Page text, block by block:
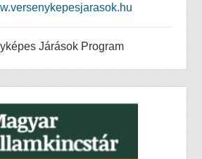
Járások Program